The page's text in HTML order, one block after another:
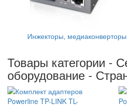
Инжекторы,
Товары категории -
оборудование -